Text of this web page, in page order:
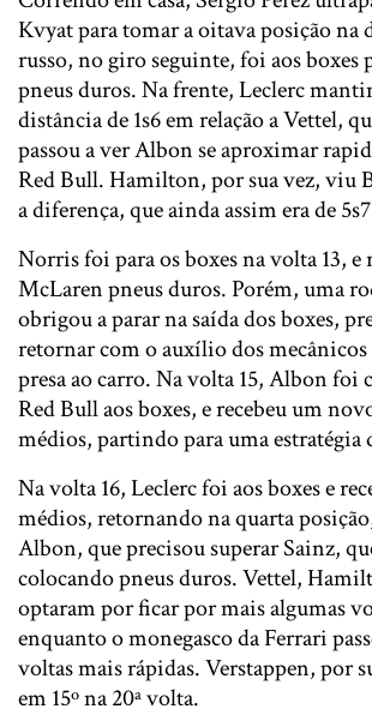
Kvyat para tomar a oitava posição na
russo, no giro seguinte, foi aos boxes
pneus duros. Na frente, Leclerc
distância de 1s6 em relação a Vettel,
passou a ver Albon se aproximar
Red Bull. Hamilton, por sua vez, viu
a diferença, que ainda assim era de
Norris foi para os boxes na volta 13, e
McLaren pneus duros. Porém, uma
obrigou a parar na saída dos boxes,
retornar com o auxílio dos mecânicos
presa ao carro. Na volta 15, Albon foi
Red Bull aos boxes, e recebeu um
médios, partindo para uma estratégia
Na volta 16, Leclerc foi aos boxes e
médios, retornando na quarta
Albon, que precisou superar Sainz,
colocando pneus duros. Vettel,
optaram por ficar por mais algumas
enquanto o monegasco da Ferrari
voltas mais rápidas. Verstappen, por
em 15º na 20ª volta.